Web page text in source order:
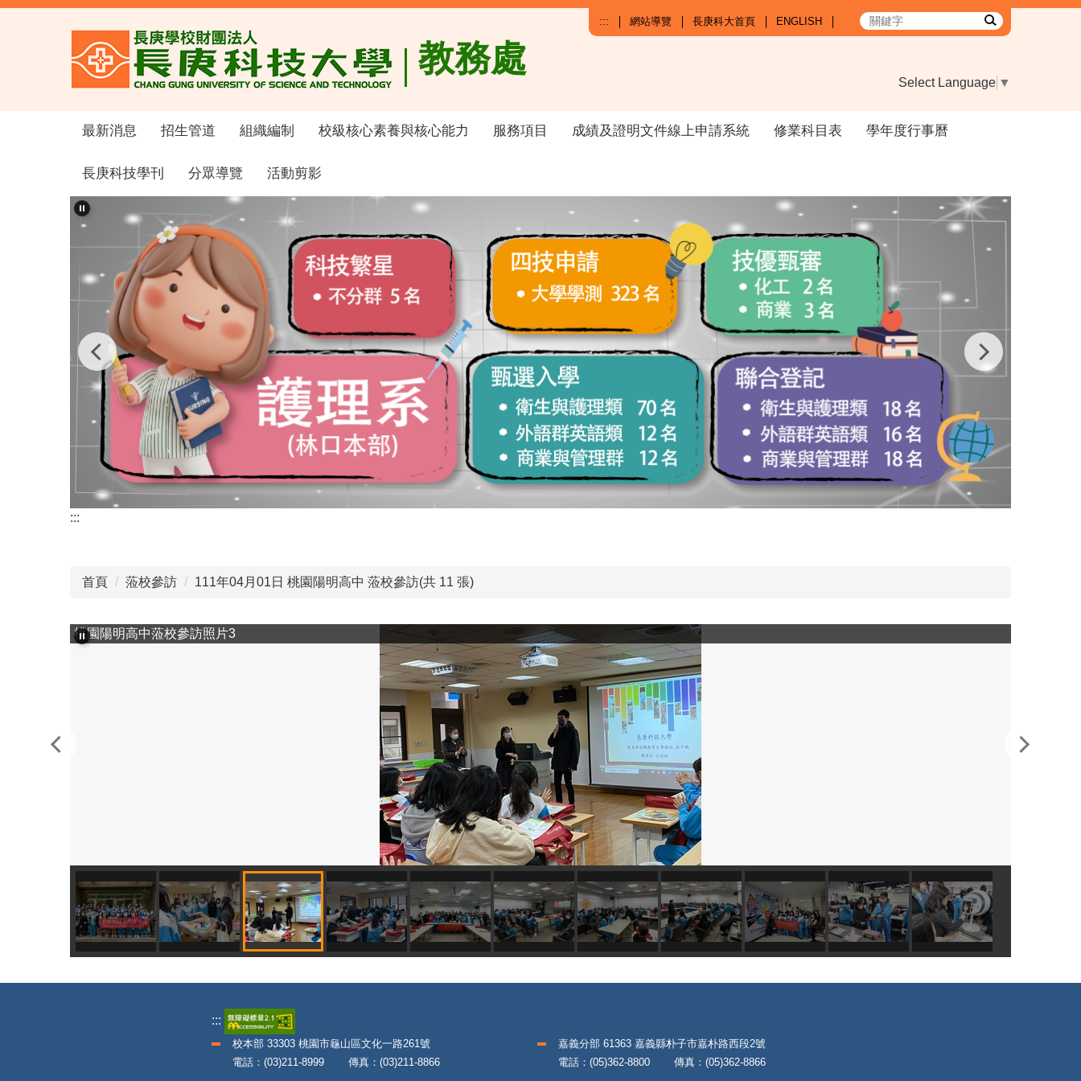
跳
教務處
::: 網站導覽 長庚科大首頁 ENGLISH
Select Language ▼
最新消息 招生管道 組織編制 校級核心素養與核心能力 服務項目 成績及證明文件線上申請系統 修業科目表 學年度行事曆
長庚科技學刊 分眾導覽 活動剪影
:::
首頁 蒞校參訪 111年04月01日 桃園陽明高中 蒞校參訪(共 11 張)
桃園陽明高中蒞校參訪照片3
:::
校本部 33303 桃園市龜山區文化一路261號
電話：(03)211-8999 傳真：(03)211-8866
嘉義分部 61363 嘉義縣朴子市嘉朴路西段2號
電話：(05)362-8800 傳真：(05)362-8866